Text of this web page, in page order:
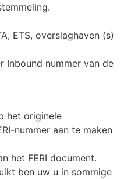
ETS, overslaghaven (s)
Inbound nummer van de
het originele
nummer aan te maken
het FERI document.
ben uw u in sommige